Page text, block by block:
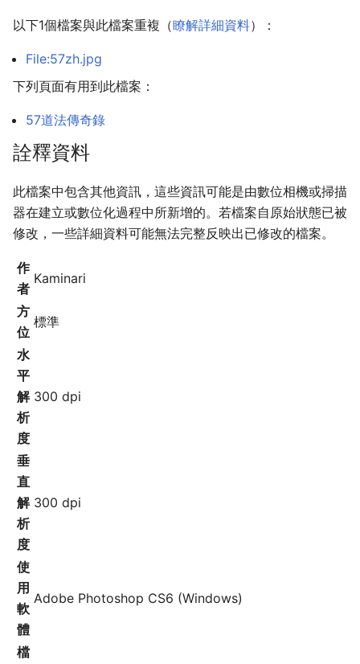
以下1個檔案與此檔案重複（瞭解詳細資料）：
File:57zh.jpg
下列頁面有用到此檔案：
57道法傳奇錄
詮釋資料
此檔案中包含其他資訊，這些資訊可能是由數位相機或掃描
器在建立或數位化過程中所新增的。若檔案自原始狀態已被
修改，一些詳細資料可能無法完整反映出已修改的檔案。
作
者
Kaminari
方
位
標準
水
平
解
析
度
300 dpi
垂
直
解
析
度
300 dpi
使
用
軟
體
Adobe Photoshop CS6 (Windows)
檔